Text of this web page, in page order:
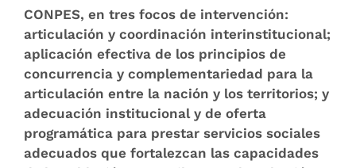
CONPES, en tres focos de intervención:
articulación y coordinación interinstitucional;
aplicación efectiva de los principios de
concurrencia y complementariedad para la
articulación entre la nación y los territorios; y
adecuación institucional y de oferta
programática para prestar servicios sociales
adecuados que fortalezcan las capacidades